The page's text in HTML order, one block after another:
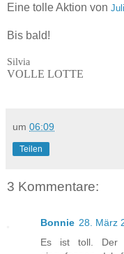
Eine tolle Aktion von
Bis bald!
Silvia
VOLLE LOTTE
um 06:09
Teilen
3 Kommentare:
Bonnie 28. März
Es ist toll. Der